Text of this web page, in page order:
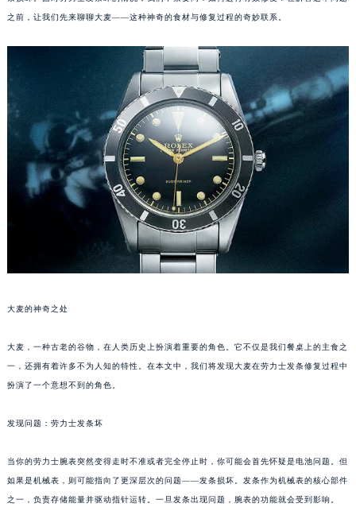
之前，让我们先来聊聊大麦——这种神奇的食材与修复过程的奇妙联系。
大麦的神奇之处
大麦，一种古老的谷物，在人类历史上扮演着重要的角色。它不仅是我们餐桌上的主食之
一，还拥有着许多不为人知的特性。在本文中，我们将发现大麦在劳力士发条修复过程中
扮演了一个意想不到的角色。
发现问题：劳力士发条坏
当你的劳力士腕表突然变得走时不准或者完全停止时，你可能会首先怀疑是电池问题。但
如果是机械表，则可能指向了更深层次的问题——发条损坏。发条作为机械表的核心部件
之一，负责存储能量并驱动指针运转。一旦发条出现问题，腕表的功能就会受到影响。